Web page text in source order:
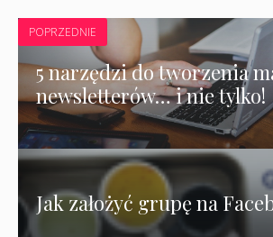
POPRZEDNIE
5 narzędzi do tworzenia
newsletterów… i nie tylko!
Jak założyć grupę na